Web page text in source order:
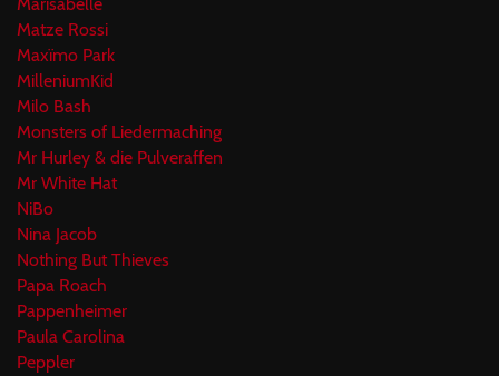
Matze Rossi
Maxïmo Park
MilleniumKid
Milo Bash
Monsters of Liedermaching
Mr Hurley & die Pulveraffen
Mr White Hat
NiBo
Nina Jacob
Nothing But Thieves
Papa Roach
Pappenheimer
Paula Carolina
Peppler